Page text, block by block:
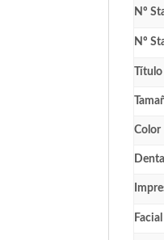
Nº
Nº
Color
Facial